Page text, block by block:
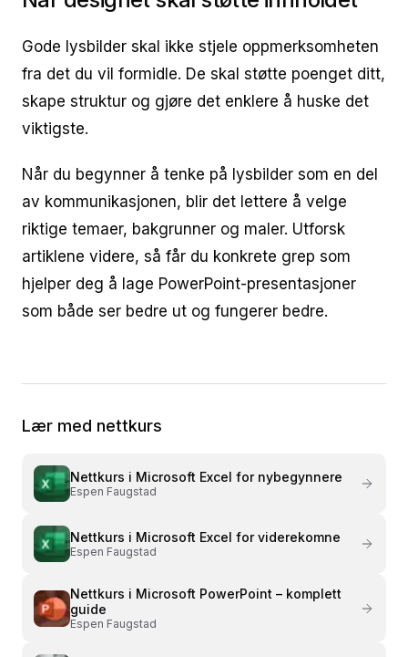
Gode lysbilder skal ikke stjele oppmerksomheten
fra det du vil formidle. De skal støtte poenget ditt,
skape struktur og gjøre det enklere å huske det
viktigste.
Når du begynner å tenke på lysbilder som en del
av kommunikasjonen, blir det lettere å velge
riktige temaer, bakgrunner og maler. Utforsk
artiklene videre, så får du konkrete grep som
hjelper deg å lage PowerPoint-presentasjoner
som både ser bedre ut og fungerer bedre.
Lær med nettkurs
Nettkurs i Microsoft Excel for nybegynnere
Espen Faugstad
Nettkurs i Microsoft Excel for viderekomne
Espen Faugstad
Nettkurs i Microsoft PowerPoint – komplett
guide
Espen Faugstad